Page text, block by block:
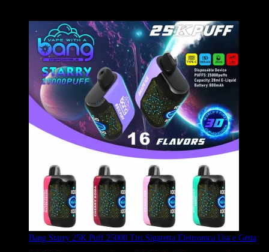
Bang Starry 25K Puff 25000 Tiri Sigaretta Elettronica Usa e Getta